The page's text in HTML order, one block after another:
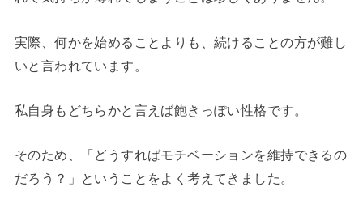
実際、何かを始めることよりも、続けることの方が難し
いと言われています。
私自身もどちらかと言えば飽きっぽい性格です。
そのため、「どうすればモチベーションを維持できるの
だろう？」ということをよく考えてきました。